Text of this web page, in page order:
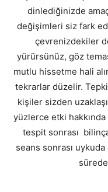
dinlediğinizde
değişimleri siz fark
çevrenizdekiler
yürürsünüz, göz
mutlu hissetme hali
tekrarlar düzelir.
kişiler sizden
yüzlerce etki
tespit sonrası
seans sonrası
sürede